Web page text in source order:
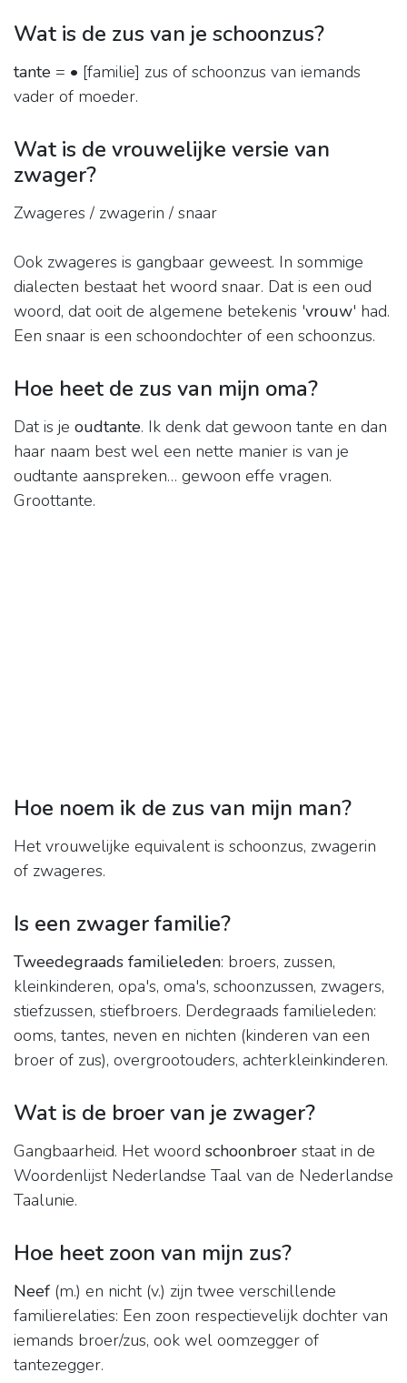
Wat is de zus van je schoonzus?
tante = • [familie] zus of schoonzus van iemands
vader of moeder.
Wat is de vrouwelijke versie van
zwager?
Zwageres / zwagerin / snaar
Ook zwageres is gangbaar geweest. In sommige
dialecten bestaat het woord snaar. Dat is een oud
woord, dat ooit de algemene betekenis 'vrouw' had.
Een snaar is een schoondochter of een schoonzus.
Hoe heet de zus van mijn oma?
Dat is je oudtante. Ik denk dat gewoon tante en dan
haar naam best wel een nette manier is van je
oudtante aanspreken… gewoon effe vragen.
Groottante.
Hoe noem ik de zus van mijn man?
Het vrouwelijke equivalent is schoonzus, zwagerin
of zwageres.
Is een zwager familie?
Tweedegraads familieleden: broers, zussen,
kleinkinderen, opa's, oma's, schoonzussen, zwagers,
stiefzussen, stiefbroers. Derdegraads familieleden:
ooms, tantes, neven en nichten (kinderen van een
broer of zus), overgrootouders, achterkleinkinderen.
Wat is de broer van je zwager?
Gangbaarheid. Het woord schoonbroer staat in de
Woordenlijst Nederlandse Taal van de Nederlandse
Taalunie.
Hoe heet zoon van mijn zus?
Neef (m.) en nicht (v.) zijn twee verschillende
familierelaties: Een zoon respectievelijk dochter van
iemands broer/zus, ook wel oomzegger of
tantezegger.